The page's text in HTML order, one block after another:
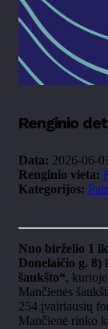
Renginio
Data: 2026-06-01
Renginio vieta:
Kategorijos:
Nuo birželio 1
Donelaičio g. 8)
šaukšto“,
Mančienės
254 įvairiausių
Mančienė rinko